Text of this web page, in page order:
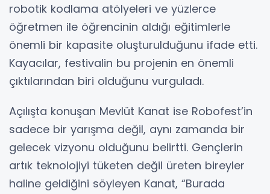
robotik kodlama atölyeleri ve yüzlerce
öğretmen ile öğrencinin aldığı eğitimlerle
önemli bir kapasite oluşturulduğunu ifade etti.
Kayacılar, festivalin bu projenin en önemli
çıktılarından biri olduğunu vurguladı.
Açılışta konuşan Mevlüt Kanat ise Robofest’in
sadece bir yarışma değil, aynı zamanda bir
gelecek vizyonu olduğunu belirtti. Gençlerin
artık teknolojiyi tüketen değil üreten bireyler
haline geldiğini söyleyen Kanat, “Burada